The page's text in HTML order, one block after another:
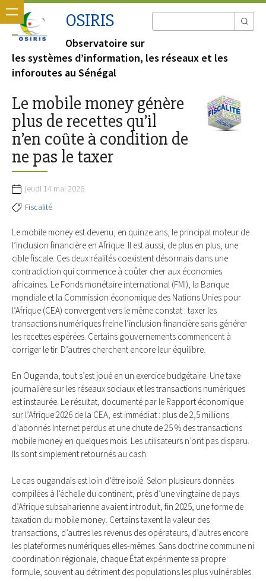
OSIRIS
Observatoire sur
les systèmes d’information, les réseaux et les
inforoutes au Sénégal
Le mobile money génère
plus de recettes qu’il
n’en coûte à condition de
ne pas le taxer
jeudi 14 mai 2026
Fiscalité
Le mobile money est devenu, en quinze ans, le principal moteur de
l’inclusion financière en Afrique. Il est aussi, de plus en plus, une
cible fiscale. Ces deux réalités coexistent désormais dans une
contradiction qui commence à coûter cher aux économies
africaines. Le Fonds monétaire international (FMI), la Banque
mondiale et la Commission économique des Nations Unies pour
l’Afrique (CEA) convergent vers le même constat : taxer les
transactions numériques freine l’inclusion financière sans générer
les recettes espérées. Certains gouvernements commencent à
corriger le tir. D’autres cherchent encore leur équilibre.
En Ouganda, tout s’est joué en un exercice budgétaire. Une taxe
journalière sur les réseaux sociaux et les transactions numériques
est instaurée. Le résultat, documenté par le Rapport économique
sur l’Afrique 2026 de la CEA, est immédiat : plus de 2,5 millions
d’abonnés Internet perdus et une chute de 25 % des transactions
mobile money en quelques mois. Les utilisateurs n’ont pas disparu.
Ils sont simplement retournés au cash.
Le cas ougandais est loin d’être isolé. Selon plusieurs données
compilées à l’échelle du continent, près d’une vingtaine de pays
d’Afrique subsaharienne avaient introduit, fin 2025, une forme de
taxation du mobile money. Certains taxent la valeur des
transactions, d’autres les revenus des opérateurs, d’autres encore
les plateformes numériques elles-mêmes. Sans doctrine commune ni
coordination régionale, chaque État expérimente sa propre
formule, souvent au détriment des populations les plus vulnérables.